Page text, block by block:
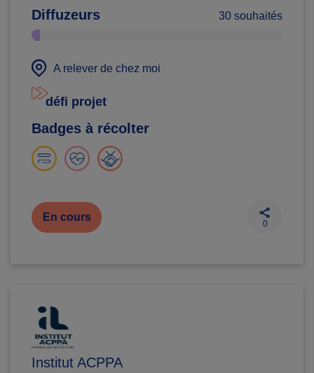
Diffuzeurs 30 souhaités
A relever de chez moi
défi projet
Badges à récolter
En cours
0
Institut ACPPA